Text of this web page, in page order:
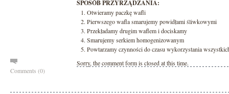
SPOSÓB PRZYRZĄDZANIA:
Otwieramy paczkę wafli
Pierwszego wafla smarujemy powidłami śliwkowymi
Przekładamy drugim waflem i dociskamy
Smarujemy serkiem homogenizowanym
Powtarzamy czynności do czasu wykorzystania
Comments (0)
Sorry, the comment form is closed at this time.